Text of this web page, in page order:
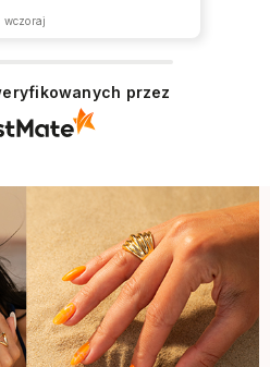
ekspresowo.
wczoraj
przez